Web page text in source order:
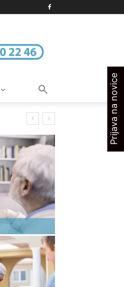
Prijava na novice